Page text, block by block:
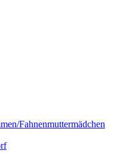
Fahnenmuttermädchen